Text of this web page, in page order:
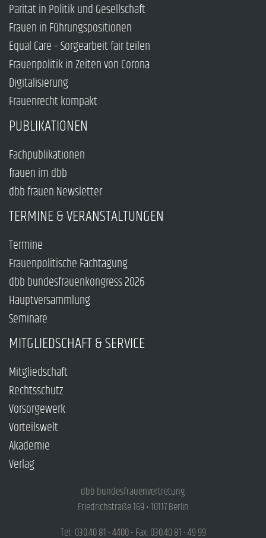
Parität in Politik und Gesellschaft
Frauen in Führungspositionen
Equal Care – Sorgearbeit fair teilen
Frauenpolitik in Zeiten von Corona
Digitalisierung
Frauenrecht kompakt
PUBLIKATIONEN
Fachpublikationen
frauen im dbb
dbb frauen Newsletter
TERMINE & VERANSTALTUNGEN
Termine
Frauenpolitische Fachtagung
dbb bundesfrauenkongress 2026
Hauptversammlung
Seminare
MITGLIEDSCHAFT & SERVICE
Mitgliedschaft
Rechtsschutz
Vorsorgewerk
Vorteilswelt
Akademie
Verlag
dbb bundesfrauenvertretung
Friedrichstraße 169 • 10117 Berlin
Tel.: 030.40 81 - 4400 • Fax: 030.40 81 - 49 99